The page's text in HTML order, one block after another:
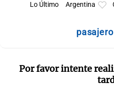
Lo Último Argentina
Por favor intente